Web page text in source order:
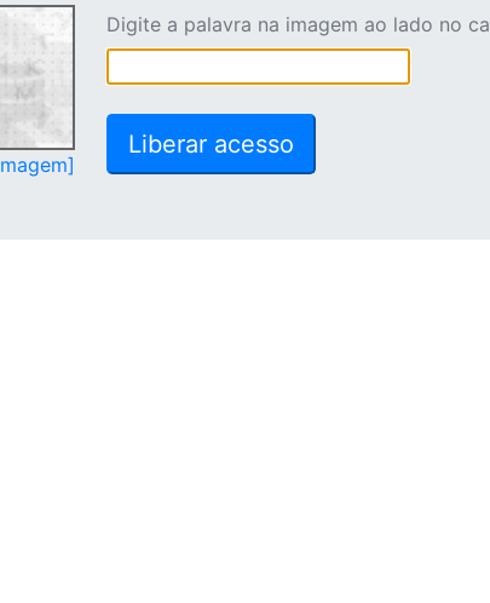
Digite a palavra na imagem ao lado no